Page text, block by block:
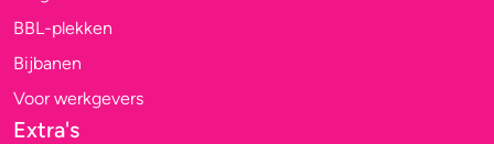
BBL-plekken
Bijbanen
Voor werkgevers
Extra's